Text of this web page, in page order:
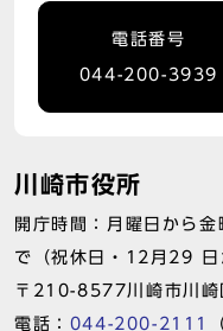
電話番号
044-200-3939
川崎市役所
開庁時間：月曜日から
で（祝休日・12月29 日
〒210-8577川崎市川崎
電話： 044-200-2111